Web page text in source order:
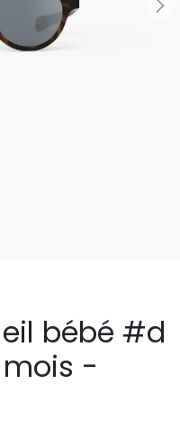
bébé #d
-